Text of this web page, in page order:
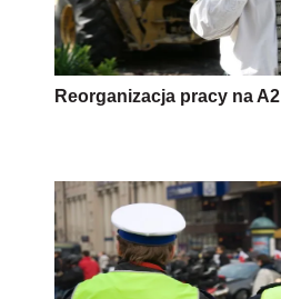
Reorganizacja pracy na A2